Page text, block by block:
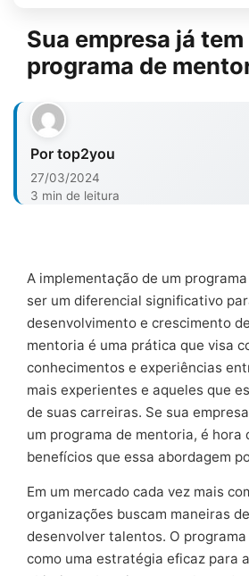
Sua empresa já tem
programa de
Por top2you
27/03/2024
3 min de leitura
A implementação de um
ser um diferencial significativo
desenvolvimento e crescimento
mentoria é uma prática que visa
conhecimentos e experiências
mais experientes e aqueles que
de suas carreiras. Se sua
um programa de mentoria, é hora
benefícios que essa abordagem
Em um mercado cada vez mais
organizações buscam maneiras
desenvolver talentos. O
como uma estratégia eficaz para